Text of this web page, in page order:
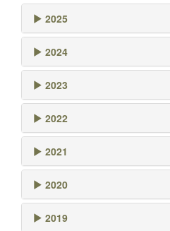
2025
2024
2023
2022
2021
2020
2019